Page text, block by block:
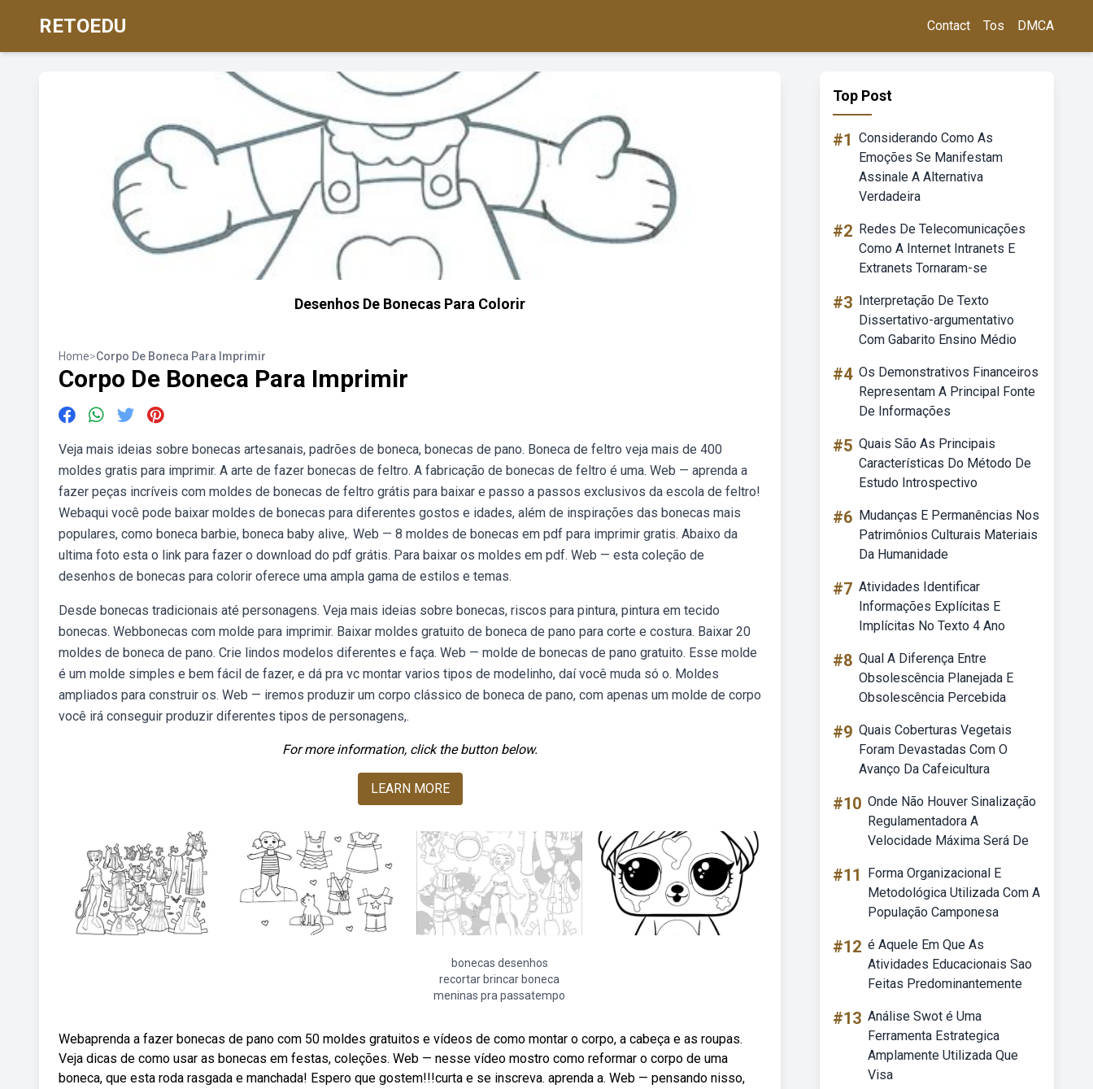
RETOEDU Contact Tos DMCA
Desenhos De Bonecas Para Colorir
Home>Corpo De Boneca Para Imprimir
Corpo De Boneca Para Imprimir
Veja mais ideias sobre bonecas artesanais, padrões de boneca, bonecas de pano. Boneca de feltro veja mais de 400
moldes gratis para imprimir. A arte de fazer bonecas de feltro. A fabricação de bonecas de feltro é uma. Web — aprenda a
fazer peças incríveis com moldes de bonecas de feltro grátis para baixar e passo a passos exclusivos da escola de feltro!
Webaqui você pode baixar moldes de bonecas para diferentes gostos e idades, além de inspirações das bonecas mais
populares, como boneca barbie, boneca baby alive,. Web — 8 moldes de bonecas em pdf para imprimir gratis. Abaixo da
ultima foto esta o link para fazer o download do pdf grátis. Para baixar os moldes em pdf. Web — esta coleção de
desenhos de bonecas para colorir oferece uma ampla gama de estilos e temas.
Desde bonecas tradicionais até personagens. Veja mais ideias sobre bonecas, riscos para pintura, pintura em tecido
bonecas. Webbonecas com molde para imprimir. Baixar moldes gratuito de boneca de pano para corte e costura. Baixar 20
moldes de boneca de pano. Crie lindos modelos diferentes e faça. Web — molde de bonecas de pano gratuito. Esse molde
é um molde simples e bem fácil de fazer, e dá pra vc montar varios tipos de modelinho, daí você muda só o. Moldes
ampliados para construir os. Web — iremos produzir um corpo clássico de boneca de pano, com apenas um molde de corpo
você irá conseguir produzir diferentes tipos de personagens,.
For more information, click the button below.
LEARN MORE
bonecas desenhos
recortar brincar boneca
meninas pra passatempo
Webaprenda a fazer bonecas de pano com 50 moldes gratuitos e vídeos de como montar o corpo, a cabeça e as roupas.
Veja dicas de como usar as bonecas em festas, coleções. Web — nesse vídeo mostro como reformar o corpo de uma
boneca, que esta roda rasgada e manchada! Espero que gostem!!!curta e se inscreva. aprenda a. Web — pensando nisso,
Top Post
#1 Considerando Como As
Emoções Se Manifestam
Assinale A Alternativa
Verdadeira
#2 Redes De Telecomunicações
Como A Internet Intranets E
Extranets Tornaram-se
#3 Interpretação De Texto
Dissertativo-argumentativo
Com Gabarito Ensino Médio
#4 Os Demonstrativos Financeiros
Representam A Principal Fonte
De Informações
#5 Quais São As Principais
Características Do Método De
Estudo Introspectivo
#6 Mudanças E Permanências Nos
Patrimônios Culturais Materiais
Da Humanidade
#7 Atividades Identificar
Informações Explícitas E
Implícitas No Texto 4 Ano
#8 Qual A Diferença Entre
Obsolescência Planejada E
Obsolescência Percebida
#9 Quais Coberturas Vegetais
Foram Devastadas Com O
Avanço Da Cafeicultura
#10 Onde Não Houver Sinalização
Regulamentadora A
Velocidade Máxima Será De
#11
Forma Organizacional E
Metodológica Utilizada Com A
População Camponesa
#12 é Aquele Em Que As
Atividades Educacionais Sao
Feitas Predominantemente
#13 Análise Swot é Uma
Ferramenta Estrategica
Amplamente Utilizada Que
Visa